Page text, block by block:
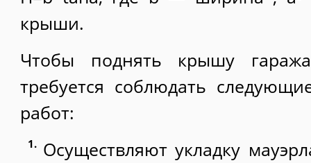
крыши.
Чтобы поднять крышу
требуется соблюдать
работ:
Осуществляют укладку